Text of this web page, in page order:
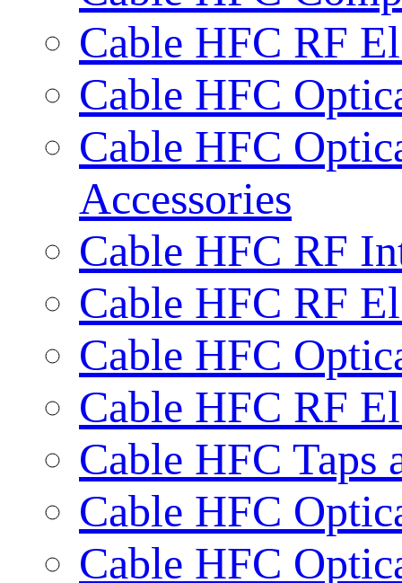
Cable HFC RF
Cable HFC
Cable HFC
Accessories
Cable HFC RF
Cable HFC RF
Cable HFC
Cable HFC RF
Cable HFC Taps
Cable HFC
Cable HFC